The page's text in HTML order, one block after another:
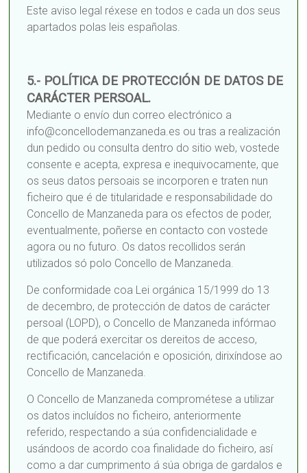
Este aviso legal réxese en todos e cada un dos seus
apartados polas leis españolas.
5.- POLÍTICA DE PROTECCIÓN DE DATOS DE
CARÁCTER PERSOAL.
Mediante o envío dun correo electrónico a
info@concellodemanzaneda.es ou tras a realización
dun pedido ou consulta dentro do sitio web, vostede
consente e acepta, expresa e inequivocamente, que
os seus datos persoais se incorporen e traten nun
ficheiro que é de titularidade e responsabilidade do
Concello de Manzaneda para os efectos de poder,
eventualmente, poñerse en contacto con vostede
agora ou no futuro. Os datos recollidos serán
utilizados só polo Concello de Manzaneda.
De conformidade coa Lei orgánica 15/1999 do 13
de decembro, de protección de datos de carácter
persoal (LOPD), o Concello de Manzaneda infórmao
de que poderá exercitar os dereitos de acceso,
rectificación, cancelación e oposición, dirixíndose ao
Concello de Manzaneda.
O Concello de Manzaneda comprométese a utilizar
os datos incluídos no ficheiro, anteriormente
referido, respectando a súa confidencialidade e
usándoos de acordo coa finalidade do ficheiro, así
como a dar cumprimento á súa obriga de gardalos e